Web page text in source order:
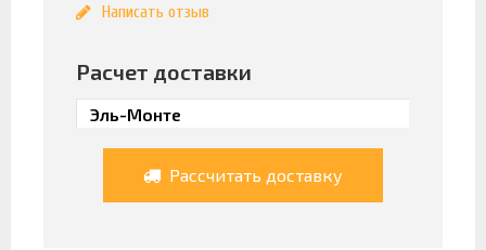
Написать отзыв
Расчет доставки
Рассчитать доставку